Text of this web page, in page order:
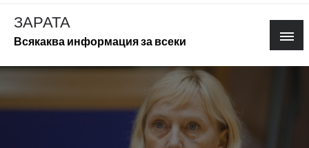
Skip
content
ЗАРАТА
Всякаква информация за всеки